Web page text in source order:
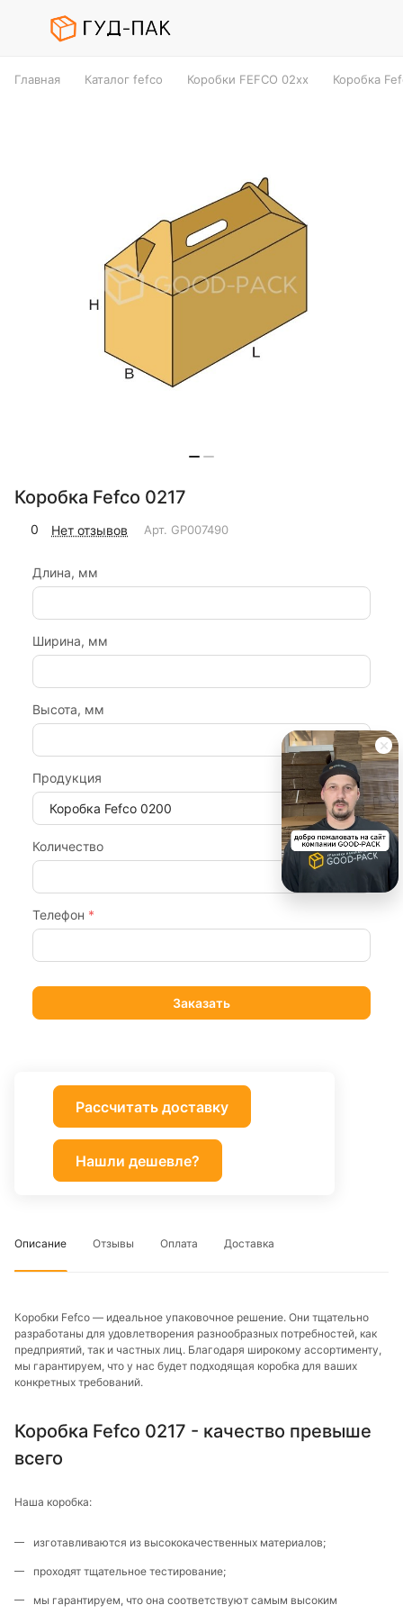
Главная Каталог fefco Коробки FEFCO 02xx Коробка
Коробка Fefco 0217
0 Нет отзывов Арт. GP007490
Длина, мм
Ширина, мм
Высота, мм
Продукция
Количество
Телефон *
Рассчитать доставку
Нашли дешевле?
Описание Отзывы Оплата Доставка
Коробки Fefco — идеальное упаковочное решение. Они тщательно
разработаны для удовлетворения разнообразных потребностей, как
предприятий, так и частных лиц. Благодаря широкому ассортименту,
мы гарантируем, что у нас будет подходящая коробка для ваших
конкретных требований.
Коробка Fefco 0217 - качество превыше
всего
Наша коробка:
изготавливаются из высококачественных материалов;
проходят тщательное тестирование;
мы гарантируем, что она соответствуют самым высоким